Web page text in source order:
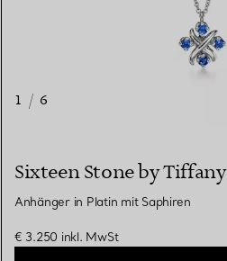
1 / 6
Sixteen Stone by Tiffany
Anhänger in Platin mit Saphiren
€ 3.250 inkl. MwSt